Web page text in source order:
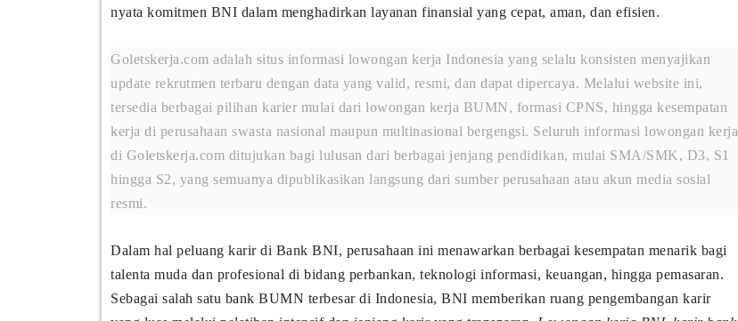
nyata komitmen BNI dalam menghadirkan layanan finansial yang cepat, aman, dan efisien.
Goletskerja.com adalah situs informasi lowongan kerja Indonesia yang selalu konsisten menyajikan
update rekrutmen terbaru dengan data yang valid, resmi, dan dapat dipercaya. Melalui website ini,
tersedia berbagai pilihan karier mulai dari lowongan kerja BUMN, formasi CPNS, hingga kesempatan
kerja di perusahaan swasta nasional maupun multinasional bergengsi. Seluruh informasi lowongan kerja
di Goletskerja.com ditujukan bagi lulusan dari berbagai jenjang pendidikan, mulai SMA/SMK, D3, S1
hingga S2, yang semuanya dipublikasikan langsung dari sumber perusahaan atau akun media sosial
resmi.
Dalam hal peluang karir di Bank BNI, perusahaan ini menawarkan berbagai kesempatan menarik bagi
talenta muda dan profesional di bidang perbankan, teknologi informasi, keuangan, hingga pemasaran.
Sebagai salah satu bank BUMN terbesar di Indonesia, BNI memberikan ruang pengembangan karir